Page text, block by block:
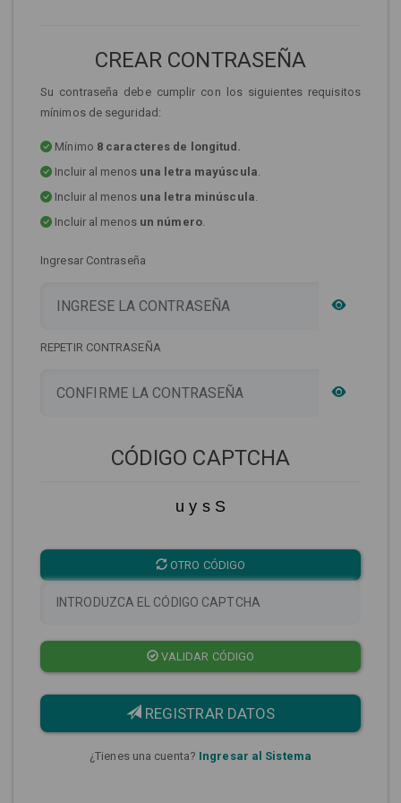
CREAR CONTRASEÑA
Su contraseña debe cumplir con los siguientes requisitos
mínimos de seguridad:
Mínimo 8 caracteres de longitud.
Incluir al menos una letra mayúscula.
Incluir al menos una letra minúscula.
Incluir al menos un número.
Ingresar Contraseña
REPETIR CONTRASEÑA
CÓDIGO CAPTCHA
u y s S
OTRO CÓDIGO
VALIDAR CÓDIGO
REGISTRAR DATOS
¿Tienes una cuenta? Ingresar al Sistema